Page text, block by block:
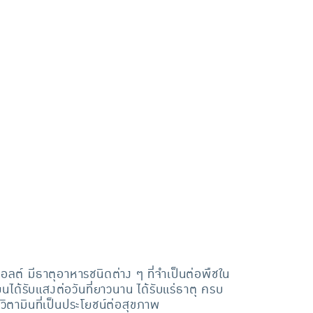
ต์ มีธาตุอาหารชนิดต่าง ๆ ที่จำเป็นต่อพืชใน
ด้รับแสงต่อวันที่ยาวนาน ได้รับแร่ธาตุ ครบ
ามินที่เป็นประโยชน์ต่อสุขภาพ